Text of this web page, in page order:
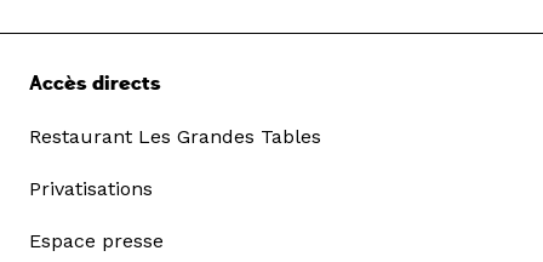
Accès directs
Restaurant Les Grandes Tables
Privatisations
Espace presse